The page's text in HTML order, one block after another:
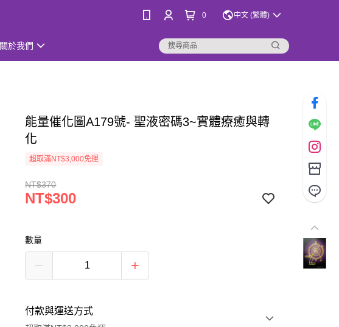
0 中文 (繁體)
關於我們
能量催化圖A179號- 聖液密碼3~實體療癒與轉
化
超取滿NT$3,000免運
NT$370
NT$300
數量
付款與運送方式